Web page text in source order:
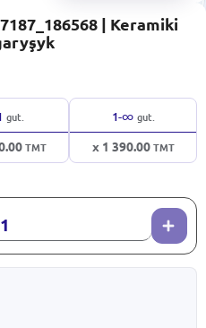
| Keramiki
gut.
TMT
1-∞ gut.
x 1 390.00TMT